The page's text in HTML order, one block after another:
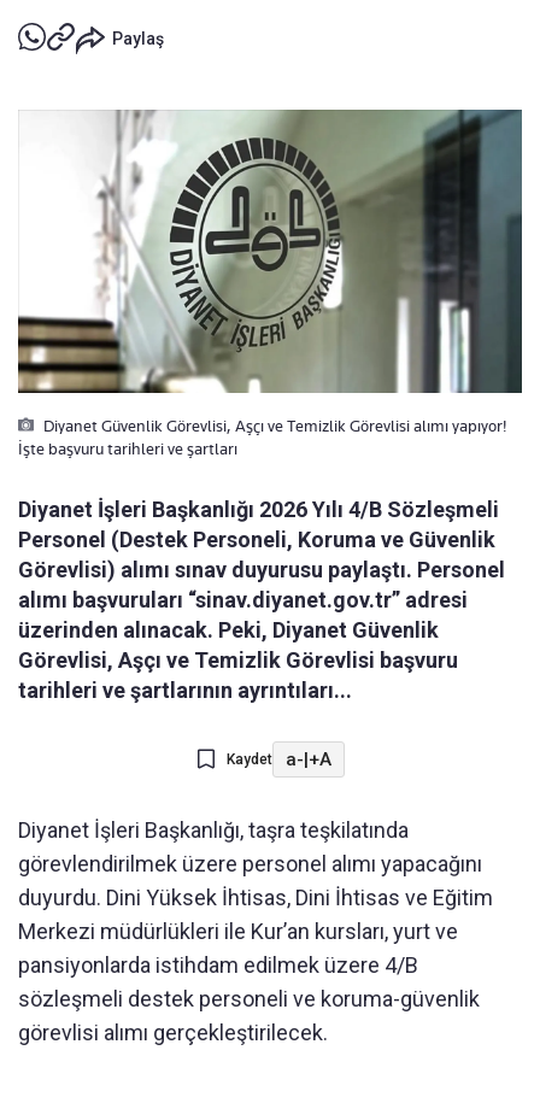
Paylaş
Diyanet Güvenlik Görevlisi, Aşçı ve Temizlik Görevlisi alımı yapıyor!
İşte başvuru tarihleri ve şartları
Diyanet İşleri Başkanlığı 2026 Yılı 4/B Sözleşmeli
Personel (Destek Personeli, Koruma ve Güvenlik
Görevlisi) alımı sınav duyurusu paylaştı. Personel
alımı başvuruları “sinav.diyanet.gov.tr” adresi
üzerinden alınacak. Peki, Diyanet Güvenlik
Görevlisi, Aşçı ve Temizlik Görevlisi başvuru
tarihleri ve şartlarının ayrıntıları...
Kaydet a-|+A
Diyanet İşleri Başkanlığı, taşra teşkilatında
görevlendirilmek üzere personel alımı yapacağını
duyurdu. Dini Yüksek İhtisas, Dini İhtisas ve Eğitim
Merkezi müdürlükleri ile Kur’an kursları, yurt ve
pansiyonlarda istihdam edilmek üzere 4/B
sözleşmeli destek personeli ve koruma-güvenlik
görevlisi alımı gerçekleştirilecek.